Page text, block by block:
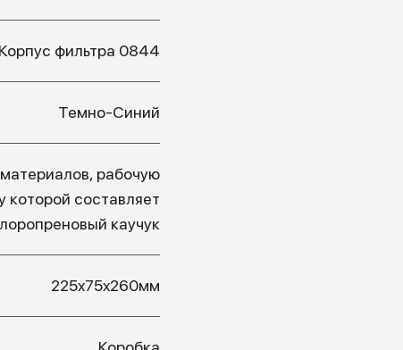
Корпус фильтра 0844
Темно-Синий
рабочую
которой составляет
каучук
225x75x260мм